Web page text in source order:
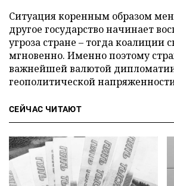
Ситуация коренным образом
другое государство начинает
угроза стране – тогда коалиции
мгновенно. Именно поэтому
важнейшей валютой
геополитической
СЕЙЧАС ЧИТАЮТ